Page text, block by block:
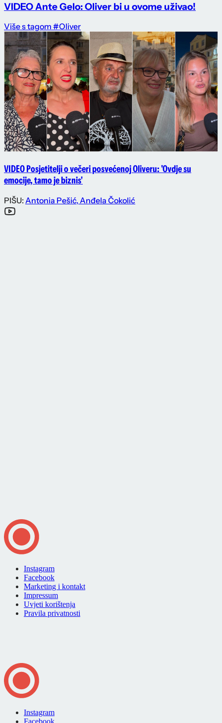
VIDEO Ante Gelo: Oliver bi u ovome uživao!
Više s tagom #Oliver
VIDEO Posjetitelji o večeri posvećenoj Oliveru: 'Ovdje su
emocije, tamo je biznis'
PIŠU: Antonia Pešić, Anđela Čokolić
Instagram
Facebook
Marketing i kontakt
Impressum
Uvjeti korištenja
Pravila privatnosti
Instagram
Facebook